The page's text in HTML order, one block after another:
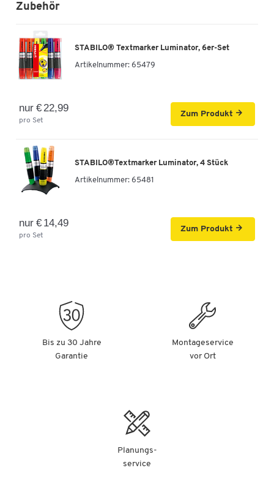
Zubehör
STABILO® Textmarker Luminator, 6er-Set
Artikelnummer: 65479
nur € 22,99
pro Set
Zum Produkt
STABILO®Textmarker Luminator, 4 Stück
Artikelnummer: 65481
nur € 14,49
pro Set
Zum Produkt
Bis zu 30 Jahre
Garantie
Montageservice
vor Ort
Planungs-
service